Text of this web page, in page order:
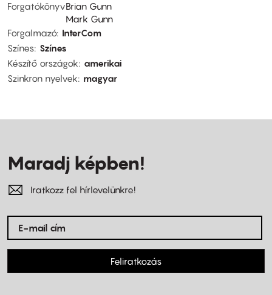
ForgatókönyvBrian Gunn
Mark Gunn
Forgalmazó InterCom
Színes Színes
Készítő országok
amerikai
Szinkron nyelvek
magyar
Maradj képben!
Iratkozz fel hírlevelünkre!
Feliratkozás